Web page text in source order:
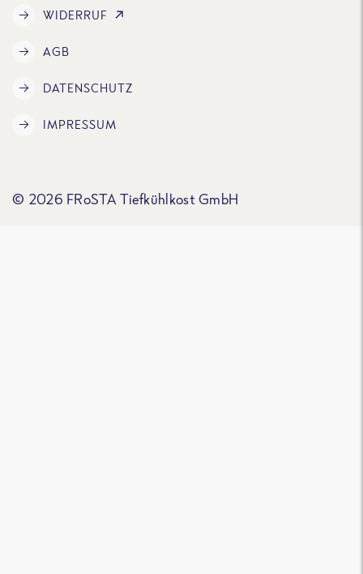
WIDERRUF
AGB
DATENSCHUTZ
IMPRESSUM
© 2026 FRoSTA Tiefkühlkost GmbH